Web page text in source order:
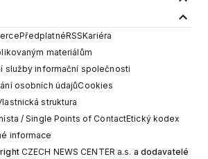
PředplatnéRSSKariéra
materiálům
služby informační společnosti
osobních údajůCookies
struktura
/ Single Points of ContactEtický kodex
informace
CZECH NEWS CENTER a.s. a dodavatelé